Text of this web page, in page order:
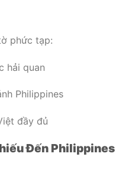
phức tạp:
hải quan
Philippines
đầy đủ
Đến Philippines